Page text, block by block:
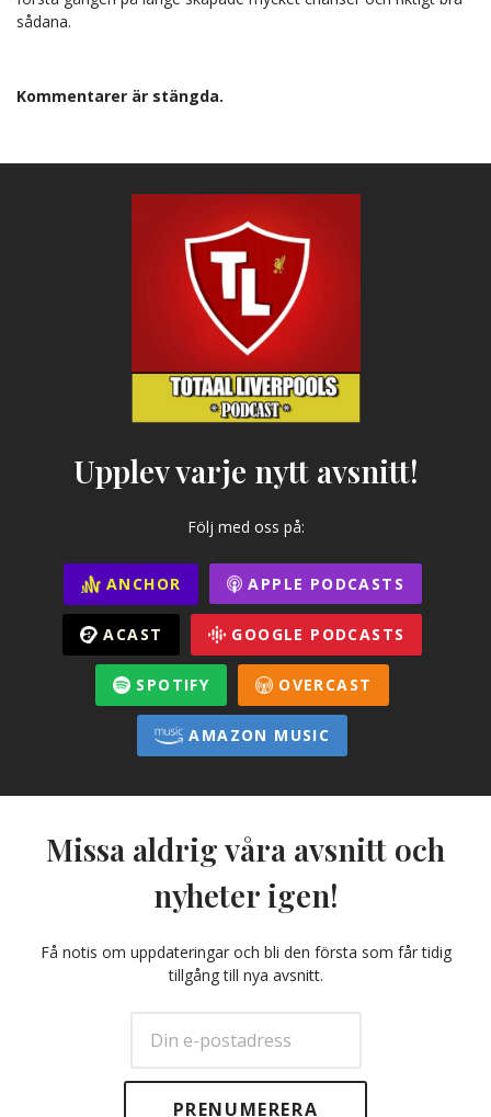
sådana.
Kommentarer är stängda.
Upplev varje nytt avsnitt!
Följ med oss på:
ANCHOR APPLE PODCASTS
ACAST GOOGLE PODCASTS
SPOTIFY OVERCAST
AMAZON MUSIC
Missa aldrig våra avsnitt och
nyheter igen!
Få notis om uppdateringar och bli den första som får tidig
tillgång till nya avsnitt.